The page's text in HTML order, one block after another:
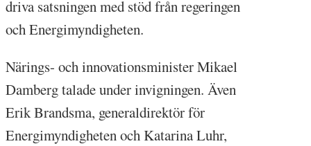
driva satsningen med stöd från regeringen
och Energimyndigheten.
Närings- och innovationsminister Mikael
Damberg talade under invigningen. Även
Erik Brandsma, generaldirektör för
Energimyndigheten och Katarina Luhr,